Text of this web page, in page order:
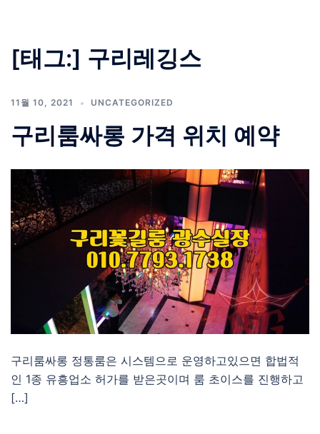
[태그:] 구리레깅스
11월 10, 2021 UNCATEGORIZED
구리룸싸롱 가격 위치 예약
구리룸싸롱 정통룸은 시스템으로 운영하고있으면 합법적
인 1종 유흥업소 허가를 받은곳이며 룸 초이스를 진행하고
[…]